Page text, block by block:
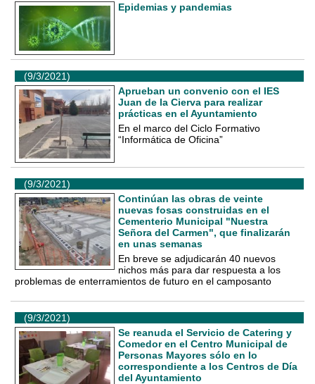
Epidemias y pandemias
(9/3/2021)
Aprueban un convenio con el IES
Juan de la Cierva para realizar
prácticas en el Ayuntamiento
En el marco del Ciclo Formativo
“Informática de Oficina”
(9/3/2021)
Continúan las obras de veinte
nuevas fosas construidas en el
Cementerio Municipal "Nuestra
Señora del Carmen", que finalizarán
en unas semanas
En breve se adjudicarán 40 nuevos
nichos más para dar respuesta a los
problemas de enterramientos de futuro en el camposanto
(9/3/2021)
Se reanuda el Servicio de Catering y
Comedor en el Centro Municipal de
Personas Mayores sólo en lo
correspondiente a los Centros de Día
del Ayuntamiento